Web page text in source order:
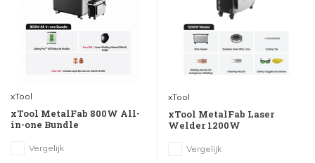
xTool
xTool MetalFab 800W All-
in-one Bundle
Vergelijk
xTool
xTool MetalFab Laser
Welder 1200W
Vergelijk